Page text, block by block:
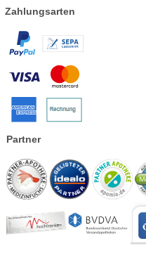
Zahlungsarten
Partner